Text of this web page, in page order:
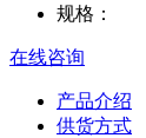
规格：
在线咨询
产品介绍
供货方式